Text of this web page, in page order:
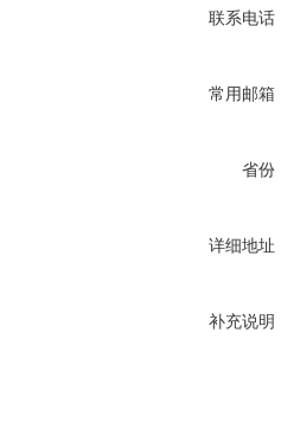
联系电话
常用邮箱
省份
详细地址
补充说明